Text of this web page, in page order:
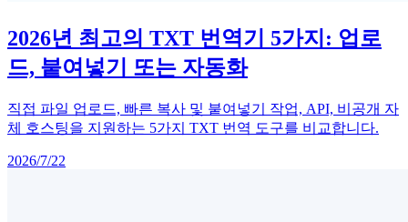
2026년 최고의 TXT 번역기 5가지: 업로
드, 붙여넣기 또는 자동화
직접 파일 업로드, 빠른 복사 및 붙여넣기 작업, API, 비공개 자
체 호스팅을 지원하는 5가지 TXT 번역 도구를 비교합니다.
2026/7/22